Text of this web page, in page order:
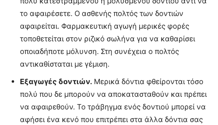
το αφαιρέσετε. Ο ασθενής πολτός των δοντιών
αφαιρείται. Φαρμακευτική αγωγή μερικές φορές
τοποθετείται στον ριζικό σωλήνα για να καθαρίσει
οποιαδήποτε μόλυνση. Στη συνέχεια ο πολτός
αντικαθίσταται με γέμιση.
Εξαγωγές δοντιών. Μερικά δόντια φθείρονται τόσο
πολύ που δε μπορούν να αποκατασταθούν και πρέπει
να αφαιρεθούν. Το τράβηγμα ενός δοντιού μπορεί να
αφήσει ένα κενό που επιτρέπει στα άλλα δόντια σας